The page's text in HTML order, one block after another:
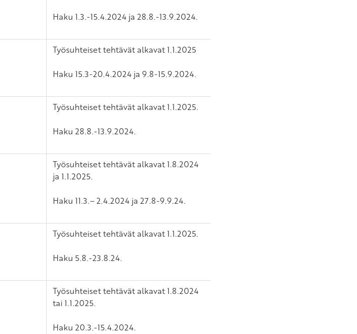
Haku 1.3.-15.4.2024 ja 28.8.-13.9.2024.
Työsuhteiset tehtävät alkavat 1.1.2025
Haku 15.3-20.4.2024 ja 9.8-15.9.2024.
Työsuhteiset tehtävät alkavat 1.1.2025.
Haku 28.8.-13.9.2024.
Työsuhteiset tehtävät alkavat 1.8.2024
ja 1.1.2025.
Haku 11.3.– 2.4.2024 ja 27.8-9.9.24.
Työsuhteiset tehtävät alkavat 1.1.2025.
Haku 5.8.-23.8.24.
Työsuhteiset tehtävät alkavat 1.8.2024
tai 1.1.2025.
Haku 20.3.-15.4.2024.